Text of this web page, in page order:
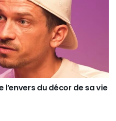
l’envers du décor de sa vie